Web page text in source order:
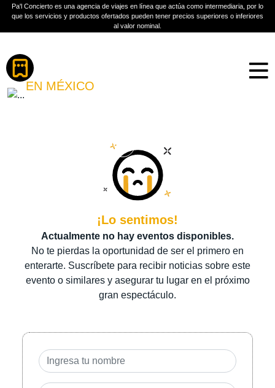
Pa'l Concierto es una agencia de viajes en línea que actúa como intermediaria, por lo
que los servicios y productos ofertados pueden tener precios superiores o inferiores
al valor nominal.
BENDITOS MALDITOS
EN MÉXICO
Más información
¡Lo sentimos!
Actualmente no hay eventos disponibles.
No te pierdas la oportunidad de ser el primero en
enterarte. Suscríbete para recibir noticias sobre este
evento o similares y asegurar tu lugar en el próximo
gran espectáculo.